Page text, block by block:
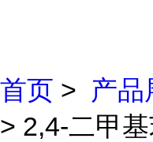
首页 > 产品
> 2,4-二甲